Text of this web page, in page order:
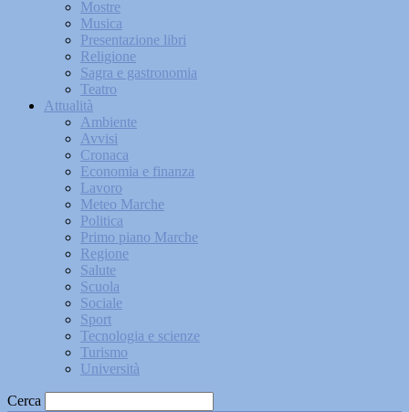
Mostre
Musica
Presentazione libri
Religione
Sagra e gastronomia
Teatro
Attualità
Ambiente
Avvisi
Cronaca
Economia e finanza
Lavoro
Meteo Marche
Politica
Primo piano Marche
Regione
Salute
Scuola
Sociale
Sport
Tecnologia e scienze
Turismo
Università
Cerca